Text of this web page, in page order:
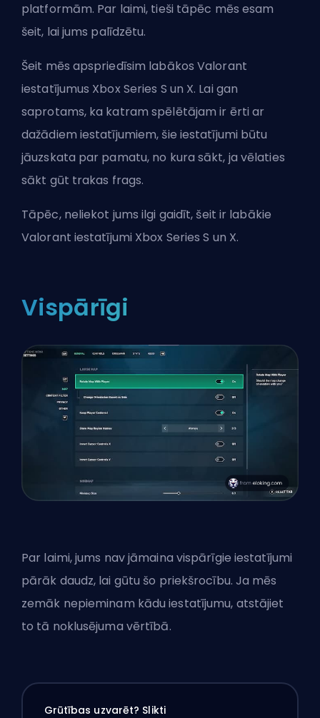
platformām. Par laimi, tieši tāpēc mēs esam
šeit, lai jums palīdzētu.
Šeit mēs apspriedīsim labākos Valorant
iestatījumus Xbox Series S un X. Lai gan
saprotams, ka katram spēlētājam ir ērti ar
dažādiem iestatījumiem, šie iestatījumi būtu
jāuzskata par pamatu, no kura sākt, ja vēlaties
sākt gūt trakas frags.
Tāpēc, neliekot jums ilgi gaidīt, šeit ir labākie
Valorant iestatījumi Xbox Series S un X.
Vispārīgi
Par laimi, jums nav jāmaina vispārīgie iestatījumi
pārāk daudz, lai gūtu šo priekšrocību. Ja mēs
zemāk nepieminam kādu iestatījumu, atstājiet
to tā noklusējuma vērtībā.
Grūtības uzvarēt? Slikti